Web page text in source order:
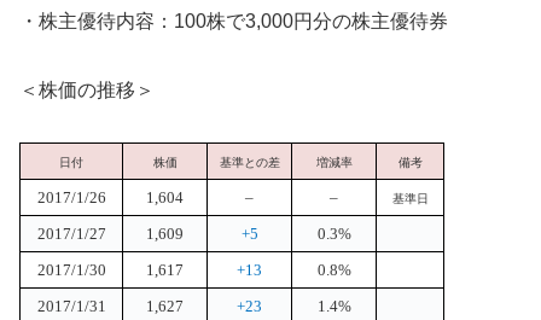
・株主優待内容：100株で3,000円分の株主優待券
＜株価の推移＞
日付 株価 基準との差 増減率 備考
2017/1/26 1,604 – – 基準日
2017/1/27 1,609 +5
0.3%
2017/1/30
1,617 +13
0.8%
2017/1/31
1,627 +23
1.4%